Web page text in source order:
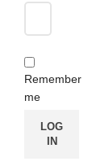
Remember
me
LOG
IN